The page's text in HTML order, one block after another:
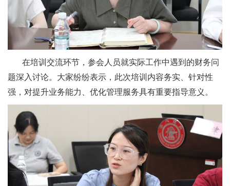
在培训交流环节，参会人员就实际工作中遇到的财务问
题深入讨论。大家纷纷表示，此次培训内容务实、针对性
强，对提升业务能力、优化管理服务具有重要指导意义。